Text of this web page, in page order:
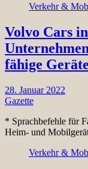
Verkehr &
Volvo Cars
fähige Geräte
28. Januar 2022
Gazette
* Sprachbefehle für
Heim- und
Verkehr &